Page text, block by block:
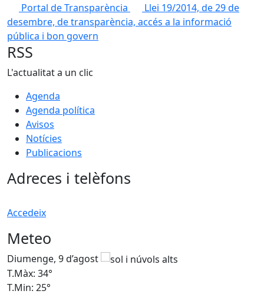
Portal de Transparència
Llei 19/2014, de 29 de
desembre, de transparència, accés a la informació
pública i bon govern
RSS
L'actualitat a un clic
Agenda
Agenda política
Avisos
Notícies
Publicacions
Adreces i telèfons
Accedeix
Meteo
Diumenge, 9 d’agost
T.Màx: 34°
T.Min: 25°